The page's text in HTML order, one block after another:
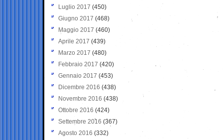
Luglio 2017 (450)
Giugno 2017 (468)
Maggio 2017 (460)
Aprile 2017 (439)
Marzo 2017 (480)
Febbraio 2017 (420)
Gennaio 2017 (453)
Dicembre 2016 (438)
Novembre 2016 (438)
Ottobre 2016 (424)
Settembre 2016 (367)
Agosto 2016 (332)